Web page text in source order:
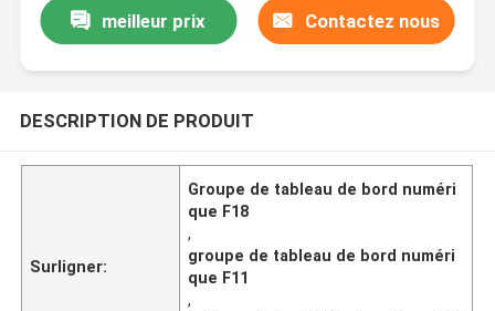
meilleur prix Contactez nous
DESCRIPTION DE PRODUIT
Surligner:
Groupe de tableau de bord numéri
que F18
,
groupe de tableau de bord numéri
que F11
,